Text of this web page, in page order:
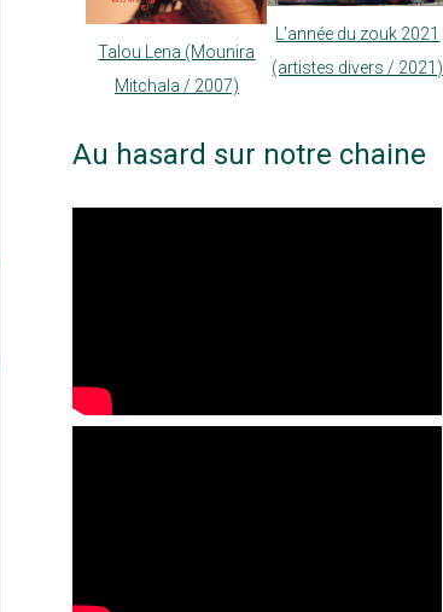
Talou Lena (Mounira
Mitchala / 2007)
L'année du zouk 2021
(artistes divers / 2021)
Au hasard sur notre chaine